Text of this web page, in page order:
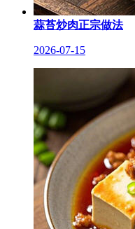
蒜苔炒肉正宗做法
2026-07-15